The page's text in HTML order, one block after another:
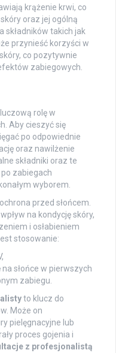
krążenie krwi, co
oraz jej ogólną
składników takich jak
przynieść korzyści w
co pozytywnie
zabiegowych.
rolę w
Aby cieszyć się
po odpowiednie
oraz nawilżenie
składniki oraz te
zabiegach
wyborem.
przed słońcem.
na kondycję skóry,
i osłabieniem
stosowanie:
słońce w pierwszych
zabiegu.
to klucz do
Może on
pielęgnacyjne lub
proces gojenia i
z profesjonalistą